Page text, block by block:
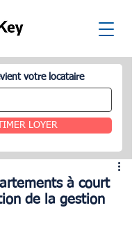
votre locataire
LOYER
à court
de la gestion